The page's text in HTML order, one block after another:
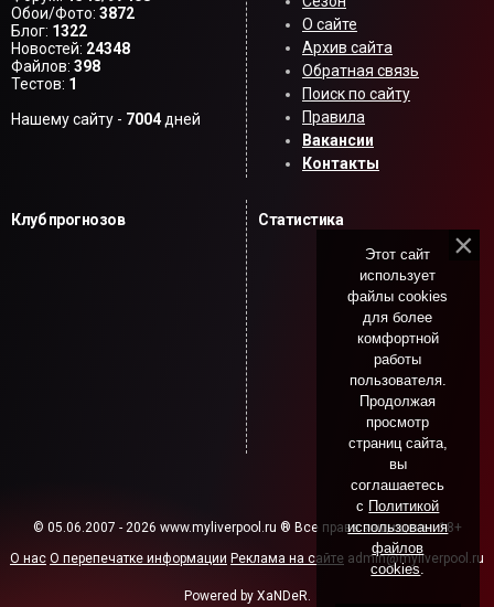
Обои/Фото: 3872
Блог: 1322
Новостей: 24348
Файлов: 398
Тестов: 1
Нашему сайту - 7004 дней
О сайте
Архив сайта
Обратная связь
Поиск по сайту
Правила
Вакансии
Контакты
Клуб прогнозов Статистика
© 05.06.2007 - 2026 www.myliverpool.ru ® Все права защищены. 18+
О нас О перепечатке информации Реклама на сайте admin@myliverpool.ru
Powered by XaNDeR.
Этот сайт
использует
файлы cookies
для более
комфортной
работы
пользователя.
Продолжая
просмотр
страниц сайта,
вы
соглашаетесь
с Политикой
использования
файлов
cookies